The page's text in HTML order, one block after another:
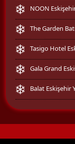
NOON
The Garden
Tasigo Hotel
Gala Grand
Balat Eskişehir